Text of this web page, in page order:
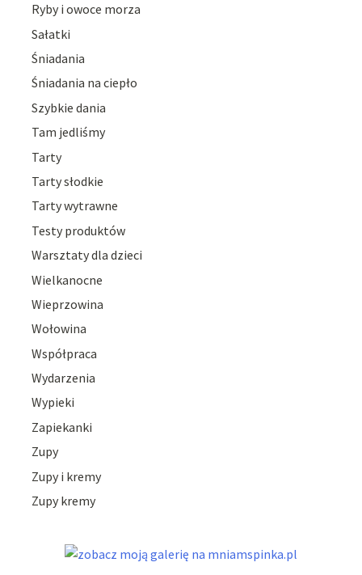
Ryby i owoce morza
Sałatki
Śniadania
Śniadania na ciepło
Szybkie dania
Tam jedliśmy
Tarty
Tarty słodkie
Tarty wytrawne
Testy produktów
Warsztaty dla dzieci
Wielkanocne
Wieprzowina
Wołowina
Współpraca
Wydarzenia
Wypieki
Zapiekanki
Zupy
Zupy i kremy
Zupy kremy